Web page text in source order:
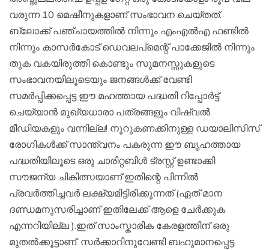
വരുന്ന 10 മെഷീനുകളാണ് സംഭാവന ചെയ്തത്.
ബ്ലോക്ക് പഞ്ചായത്തിൽ നിന്നും എംഎൽഎ ഫണ്ടിൽ
നിന്നും കാസർകോട് ഡെവലപ്മെന്റ് പാക്കേജിൽ നിന്നും
തുക വകയിരുത്തി കൊണ്ടും സുമനസ്സുകളുടെ
സംഭാവനയിലൂടെയും ജനങ്ങൾക്ക് വേണ്ടി
സമർപ്പിക്കപ്പെട്ട ഈ മഹത്തായ പദ്ധതി റിപ്പോർട്ട്
ചെയ്യാൻ മുഖ്യധാരാ പത്രങ്ങളും വിഷ്വൽ
മീഡിയകളും വന്നില്ല! നൂറുകണക്കിനുള്ള ഡയാലിസിസ്
രോഗികൾക്ക് സാന്ത്വനം പകരുന്ന ഈ ബൃഹത്തായ
പദ്ധതിയിലൂടെ ഒരു ചാരിറ്റബിൾ ട്രസ്റ്റ് ഉണ്ടാക്കി
സൗജന്യ ചികിത്സയാണ് ഇതിന്റെ പിന്നിൽ
പ്രവർത്തിച്ചവർ ലക്ഷ്യമിട്ടിരിക്കുന്നത് (ഏത്‌ മാന
ദണ്ഡമനുസരിച്ചാണ് ഇതിലേക്ക് ആളെ ചേർക്കുക
എന്നറിയില്ല ).ഇത് സാംസ്കാരിക കേരളത്തിന് ഒരു
മുതൽക്കൂട്ടാണ്. സർക്കാറിനുവേണ്ടി ബഹുമാനപ്പെട്ട